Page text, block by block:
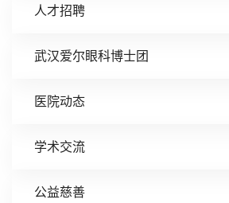
人才招聘
武汉爱尔眼科博士团
医院动态
学术交流
公益慈善